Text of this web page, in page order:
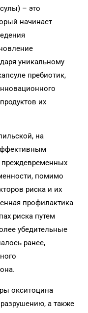
– это
начинает
уникальному
пребиотик,
их
на
преждевременных
помимо
риска и их
профилактика
риска путем
убедительные
ранее,
окситоцина
а также